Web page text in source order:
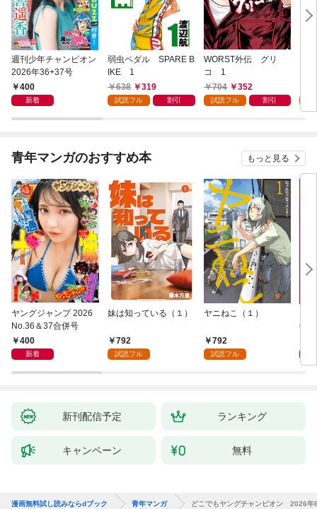
週刊少年チャンピオン
2026年36+37号
400
新着
弱虫ペダル SPARE B
IKE 1
638
319
試読フル 割引
WORST外伝 グリ
コ 1
704
352
試読フル 割引
～(
青年マンガのおすすめ本 もっと見る
ヤングジャンプ 2026
No.36＆37合併号
400
新着
妹は知っている（１）
792
試読フル
ヤニねこ（１）
792
試読フル
6・
新刊配信予定 ランキング
キャンペーン 無料
漫画無料試し読みならdブック 青年マンガ どこでもヤングチャンピオン 2026年